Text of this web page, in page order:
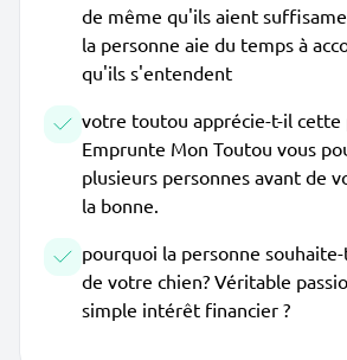
de même qu'ils aient
la personne aie du temps à
qu'ils s'entendent
votre toutou apprécie-t-il cette
Emprunte Mon Toutou vous
plusieurs personnes avant de
la bonne.
pourquoi la personne
de votre chien? Véritable
simple intérêt financier ?